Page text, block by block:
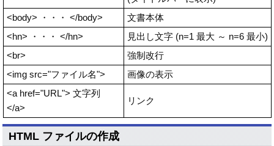
<body> ・・・ </body>
文書本体
<hn> ・・・ </hn>
見出し文字 (n=1 最大 ～ n=6 最小)
<br>
強制改行
<img src="ファイル名">
画像の表示
<a href="URL"> 文字列
</a>
リンク
HTML ファイルの作成